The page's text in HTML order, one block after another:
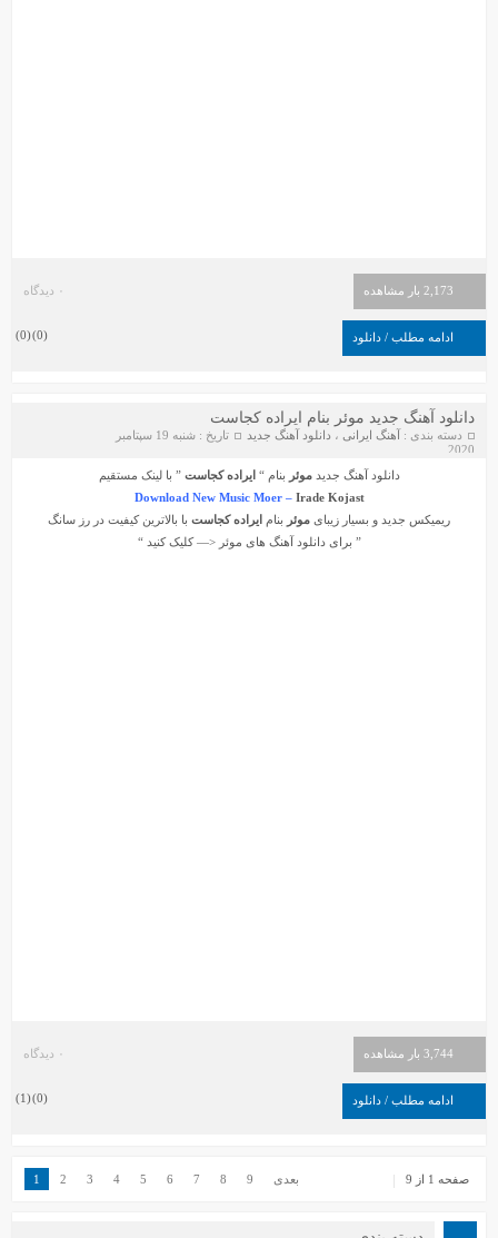
2,173 بار مشاهده ۰ دیدگاه
ادامه مطلب / دانلود (
0
)
(
0
)
دانلود آهنگ جدید موئر بنام ایراده کجاست
دسته بندی : آهنگ ایرانی ، دانلود آهنگ جدید
تاریخ : شنبه 19 سپتامبر
2020
دانلود آهنگ جدیدموئر بنام “ ایراده کجاست” با لینک مستقیم
Download New Music Moer – Irade Kojast
ریمیکس جدید و بسیار زیبای موئر بنام ایراده کجاست با بالاترین کیفیت در رز سانگ
” برای دانلود آهنگ های موئر <— کلیک کنید “
3,744 بار مشاهده ۰ دیدگاه
ادامه مطلب / دانلود (
0
)
(
1
)
صفحه 1 از 9 1 2 3 4 5 6 7 8 9 بعدی